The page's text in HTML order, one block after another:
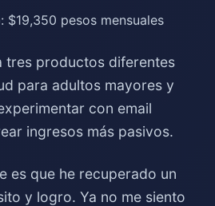
$19,350 pesos mensuales
tres productos diferentes
para adultos mayores y
con email
ingresos más pasivos.
es que he recuperado un
y logro. Ya no me siento